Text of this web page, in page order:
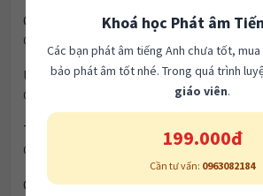
Green Spaces vs. Housing
04/08/2026
Urbanization & City Life (Đô thị hóa và
03/08/2026
Transport & Infrastructure
02/08/2026
Child Development & Parenting
Khoá học Phát âm
Các bạn phát âm tiếng Anh chưa tốt,
bảo phát âm tốt nhé. Trong quá trình
giáo viên.
199.000đ
Cần tư vấn: 0963082184